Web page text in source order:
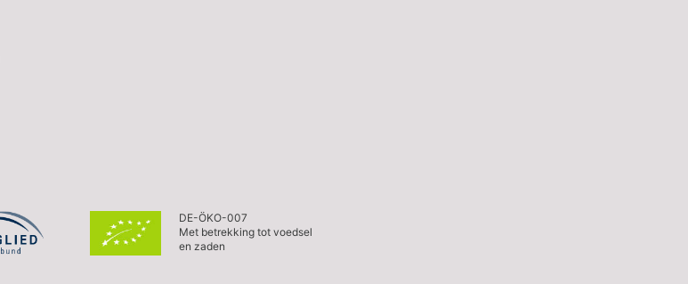
DE-ÖKO-007
Met betrekking tot voedsel
en zaden